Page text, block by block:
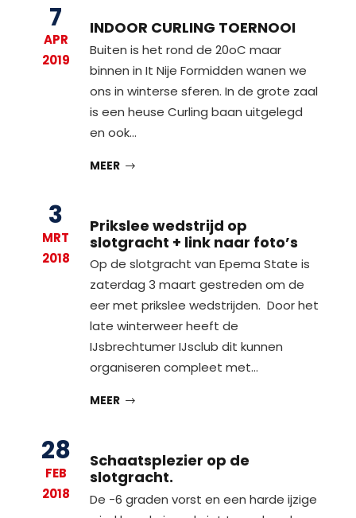
7
APR
2019
INDOOR CURLING TOERNOOI
Buiten is het rond de 20oC maar
binnen in It Nije Formidden wanen we
ons in winterse sferen. In de grote zaal
is een heuse Curling baan uitgelegd
en ook…
MEER
3
MRT
2018
Prikslee wedstrijd op
slotgracht + link naar foto’s
Op de slotgracht van Epema State is
zaterdag 3 maart gestreden om de
eer met prikslee wedstrijden. Door het
late winterweer heeft de
IJsbrechtumer IJsclub dit kunnen
organiseren compleet met…
MEER
28
FEB
2018
Schaatsplezier op de
slotgracht.
De -6 graden vorst en een harde ijzige